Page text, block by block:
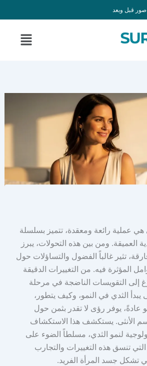
صور قبل وبعد
القائمة
هي عملية رائعة ومعقدة، تتميز بسلسلة
العميقة. ومن بين هذه التحولات، يبرز
تثير غالباً الفضول والتساؤلات حول
المؤثرة فيه. من التغييرات الدقيقة
إلى التقويسات الناضجة في مرحلة
يبدأ الثدي في النمو، وكيف يتطور،
عادةً، يوفر رؤى لا تقدر بثمن حول
الأنثى. يستكشف هذا الاستكشاف
لنمو الثدي، مسلطاً الضوء على
التي تنسق هذه التغييرات والتجارب
تشكل جسد المرأة الفريد.